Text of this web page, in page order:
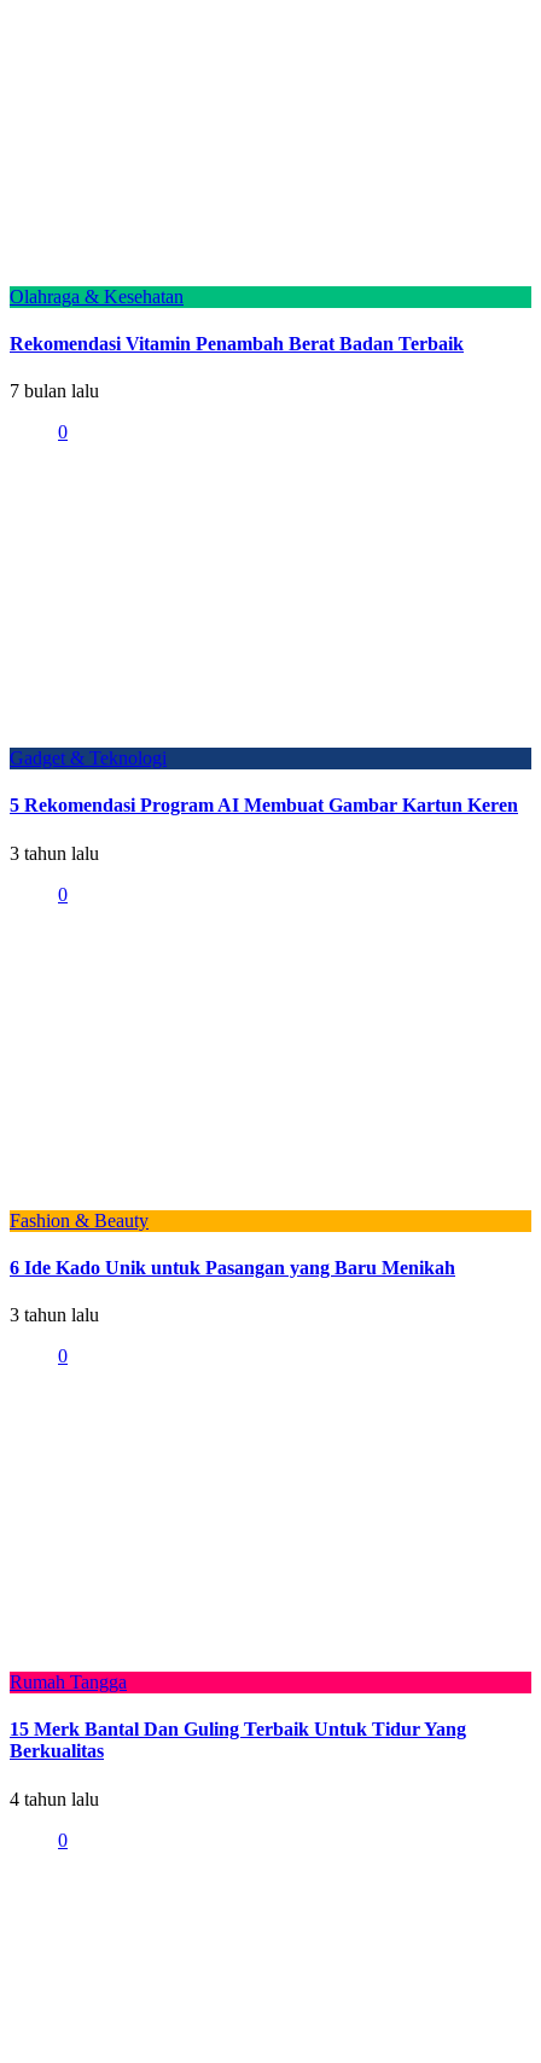
Olahraga & Kesehatan
Rekomendasi Vitamin Penambah Berat Badan Terbaik
7 bulan lalu
0
Gadget & Teknologi
5 Rekomendasi Program AI Membuat Gambar Kartun Keren
3 tahun lalu
0
Fashion & Beauty
6 Ide Kado Unik untuk Pasangan yang Baru Menikah
3 tahun lalu
0
Rumah Tangga
15 Merk Bantal Dan Guling Terbaik Untuk Tidur Yang
Berkualitas
4 tahun lalu
0